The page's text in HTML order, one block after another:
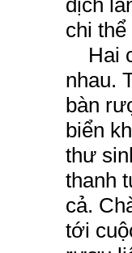
địch
chi thể
Hai
nhau.
bàn
biển
thư
thanh
cả.
tới